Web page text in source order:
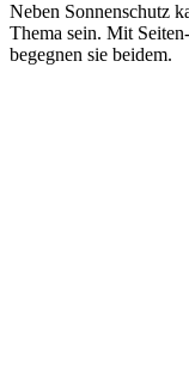
Neben Sonnenschutz
Thema sein. Mit
begegnen sie beidem.